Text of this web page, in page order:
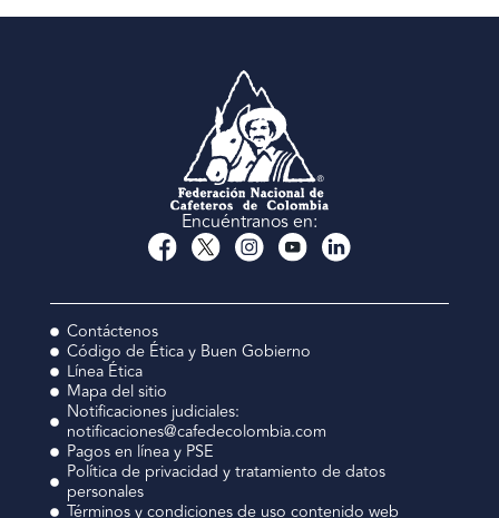
Encuéntranos en:
Contáctenos
Código de Ética y Buen Gobierno
Línea Ética
Mapa del sitio
Notificaciones judiciales:
notificaciones@cafedecolombia.com
Pagos en línea y PSE
Política de privacidad y tratamiento de datos
personales
Términos y condiciones de uso contenido web